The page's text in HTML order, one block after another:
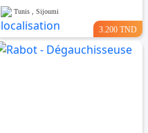
Tunis , Sijoumi
3.200 TND